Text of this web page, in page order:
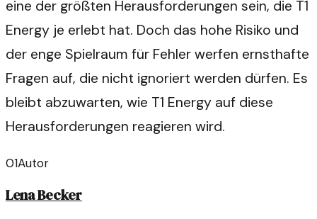
eine der größten Herausforderungen sein, die T1
Energy je erlebt hat. Doch das hohe Risiko und
der enge Spielraum für Fehler werfen ernsthafte
Fragen auf, die nicht ignoriert werden dürfen. Es
bleibt abzuwarten, wie T1 Energy auf diese
Herausforderungen reagieren wird.
01Autor
Lena Becker